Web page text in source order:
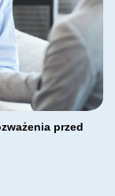
przed